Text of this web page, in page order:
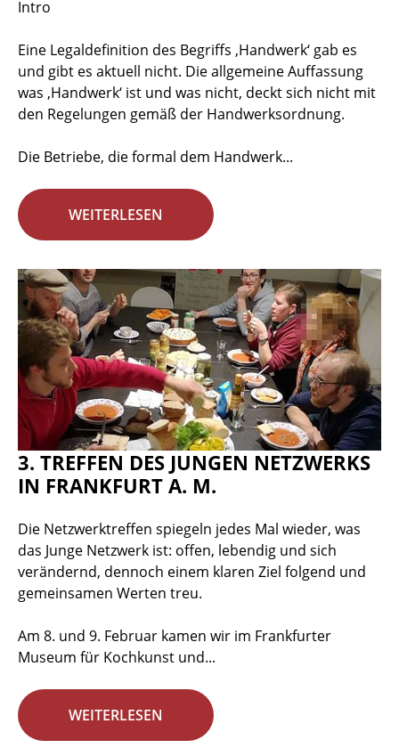
Intro
Eine Legaldefinition des Begriffs ‚Handwerk‘ gab es
und gibt es aktuell nicht. Die allgemeine Auffassung
was ‚Handwerk‘ ist und was nicht, deckt sich nicht mit
den Regelungen gemäß der Handwerksordnung.
Die Betriebe, die formal dem Handwerk...
WEITERLESEN
3. TREFFEN DES JUNGEN NETZWERKS
IN FRANKFURT A. M.
Die Netzwerktreffen spiegeln jedes Mal wieder, was
das Junge Netzwerk ist: offen, lebendig und sich
verändernd, dennoch einem klaren Ziel folgend und
gemeinsamen Werten treu.
Am 8. und 9. Februar kamen wir im Frankfurter
Museum für Kochkunst und...
WEITERLESEN